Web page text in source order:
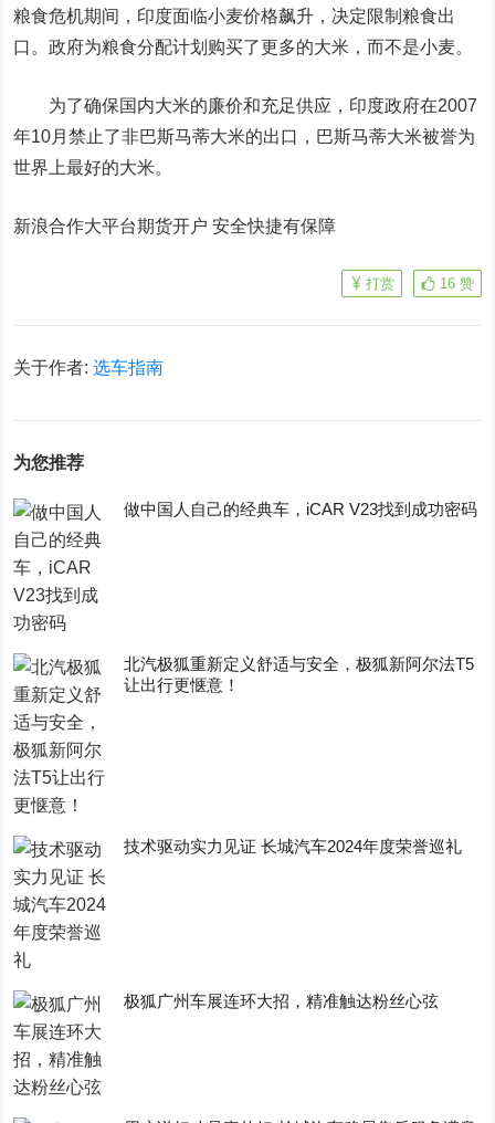
粮食危机期间，印度面临小麦价格飙升，决定限制粮食出
口。政府为粮食分配计划购买了更多的大米，而不是小麦。
为了确保国内大米的廉价和充足供应，印度政府在2007
年10月禁止了非巴斯马蒂大米的出口，巴斯马蒂大米被誉为
世界上最好的大米。
新浪合作大平台期货开户 安全快捷有保障
16 赞
打赏
关于作者:选车指南
为您推荐
做中国人自己的经典车，iCAR V23找到成功密码
​北汽极狐重新定义舒适与安全，极狐新阿尔法T5
让出行更惬意！
技术驱动实力见证 长城汽车2024年度荣誉巡礼
极狐广州车展连环大招，精准触达粉丝心弦